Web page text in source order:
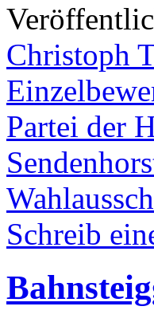
Christoph
Partei der
Schreib